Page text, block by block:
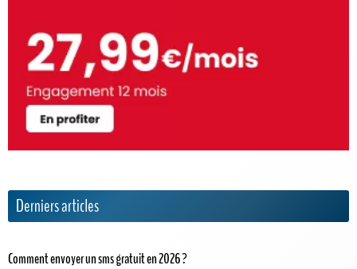
Derniers articles
Comment envoyer un sms gratuit en 2026 ?